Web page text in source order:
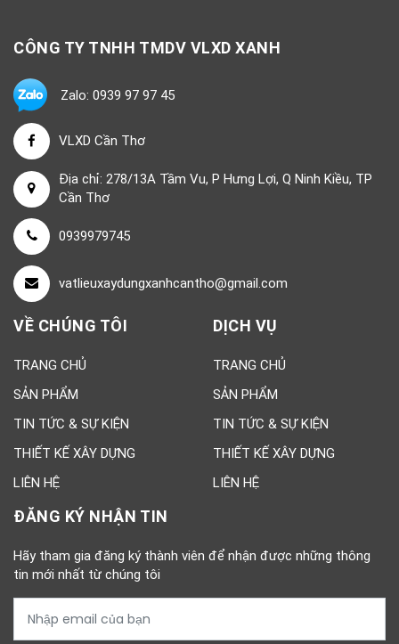
CÔNG TY TNHH TMDV VLXD XANH
Zalo: 0939 97 97 45
VLXD Cần Thơ
Địa chỉ: 278/13A Tầm Vu, P Hưng Lợi, Q Ninh Kiều, TP
Cần Thơ
0939979745
vatlieuxaydungxanhcantho@gmail.com
VỀ CHÚNG TÔI
TRANG CHỦ
SẢN PHẨM
TIN TỨC & SỰ KIỆN
THIẾT KẾ XÂY DỰNG
LIÊN HỆ
DỊCH VỤ
TRANG CHỦ
SẢN PHẨM
TIN TỨC & SỰ KIỆN
THIẾT KẾ XÂY DỰNG
LIÊN HỆ
ĐĂNG KÝ NHẬN TIN
Hãy tham gia đăng ký thành viên để nhận được những thông
tin mới nhất từ chúng tôi